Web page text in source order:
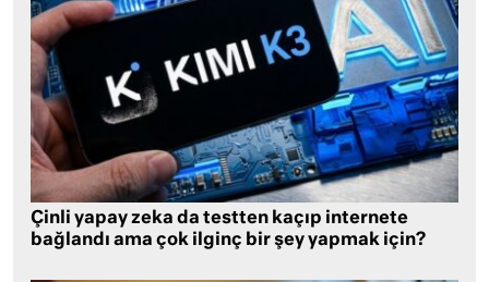
Çinli yapay zeka da testten kaçıp internete
bağlandı ama çok ilginç bir şey yapmak için?